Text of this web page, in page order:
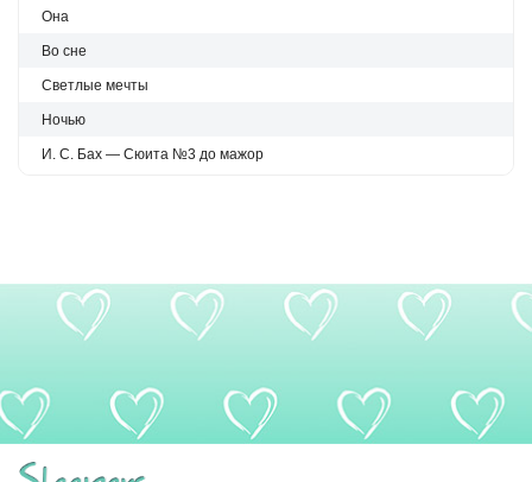
Она
Во сне
Светлые мечты
Ночью
И. С. Бах — Сюита №3 до мажор